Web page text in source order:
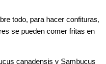
todo, para hacer confituras,
se pueden comer fritas en
canadensis y Sambucus